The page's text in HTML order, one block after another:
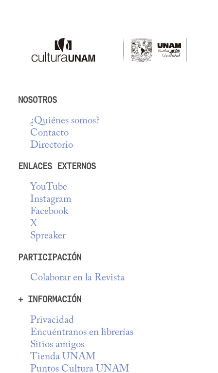
NOSOTROS
¿Quiénes somos?
Contacto
Directorio
ENLACES EXTERNOS
YouTube
Instagram
Facebook
X
Spreaker
PARTICIPACIÓN
Colaborar en la Revista
+ INFORMACIÓN
Privacidad
Encuéntranos en librerías
Sitios amigos
Tienda UNAM
Puntos Cultura UNAM